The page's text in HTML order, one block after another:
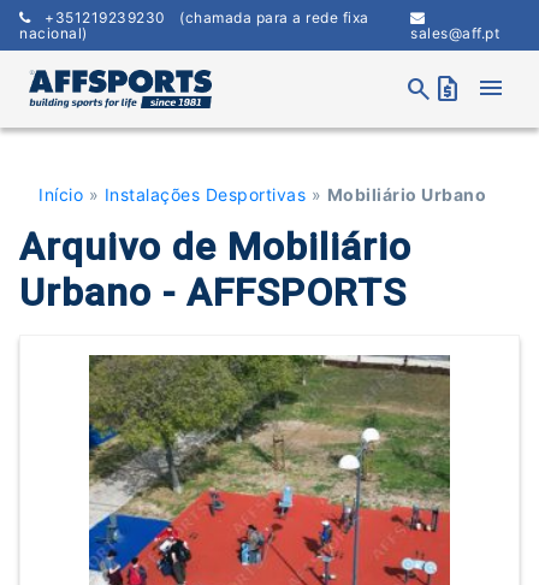
Skip
content
+351219239230 (chamada para a rede fixa
nacional)
sales@aff.pt
search request_quote menu
Início » Instalações Desportivas » Mobiliário Urbano
Arquivo de Mobiliário
Urbano - AFFSPORTS